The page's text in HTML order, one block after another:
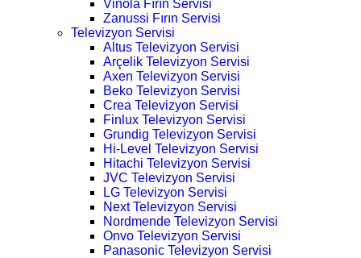
Vinola Fırın Servisi
Zanussi Fırın Servisi
Televizyon Servisi
Altus Televizyon Servisi
Arçelik Televizyon Servisi
Axen Televizyon Servisi
Beko Televizyon Servisi
Crea Televizyon Servisi
Finlux Televizyon Servisi
Grundig Televizyon Servisi
Hi-Level Televizyon Servisi
Hitachi Televizyon Servisi
JVC Televizyon Servisi
LG Televizyon Servisi
Next Televizyon Servisi
Nordmende Televizyon Servisi
Onvo Televizyon Servisi
Panasonic Televizyon Servisi